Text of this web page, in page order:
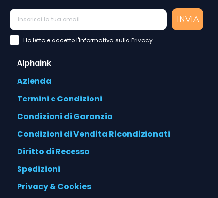
INVIA
Accettazione Privacy Policy
Ho letto e accetto l'Informativa sulla Privacy
Alphaink
Azienda
Termini e Condizioni
Condizioni di Garanzia
Condizioni di Vendita Ricondizionati
Diritto di Recesso
Spedizioni
Privacy & Cookies